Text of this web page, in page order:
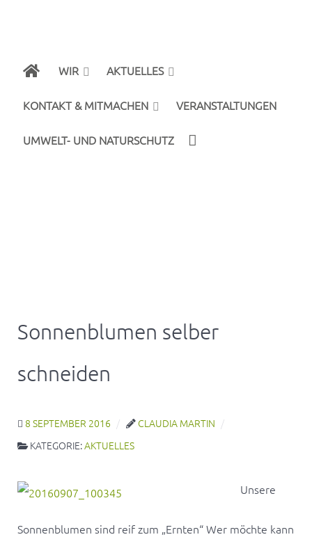
WIR AKTUELLES
KONTAKT & MITMACHEN VERANSTALTUNGEN
UMWELT- UND NATURSCHUTZ
Sonnenblumen selber
schneiden
8 SEPTEMBER 2016
CLAUDIA MARTIN
KATEGORIE:AKTUELLES
Unsere
Sonnenblumen sind reif zum „Ernten“ Wer möchte kann